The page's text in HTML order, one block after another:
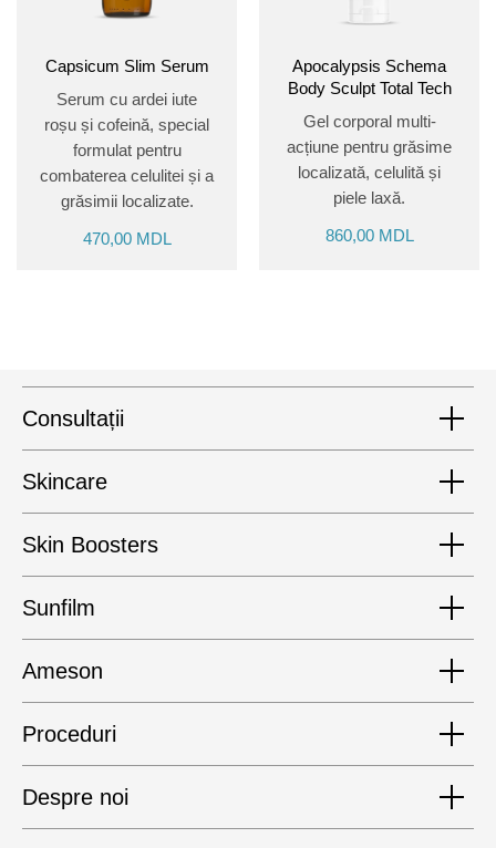
Capsicum Slim Serum
Serum cu ardei iute
roșu și cofeină, special
formulat pentru
combaterea celulitei și a
grăsimii localizate.
470,00 MDL
Apocalypsis Schema
Body Sculpt Total Tech
Gel corporal multi-
acțiune pentru grăsime
localizată, celulită și
piele laxă.
860,00 MDL
Сonsultații
Skincare
Skin Boosters
Sunfilm
Ameson
Proceduri
Despre noi